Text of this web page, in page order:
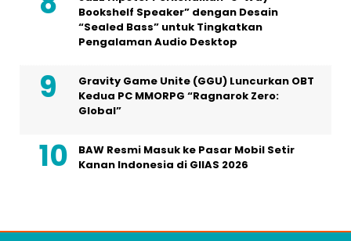
Bookshelf Speaker” dengan Desain
“Sealed Bass” untuk Tingkatkan
Pengalaman Audio Desktop
Gravity Game Unite (GGU) Luncurkan OBT
Kedua PC MMORPG “Ragnarok Zero:
Global”
BAW Resmi Masuk ke Pasar Mobil Setir
Kanan Indonesia di GIIAS 2026